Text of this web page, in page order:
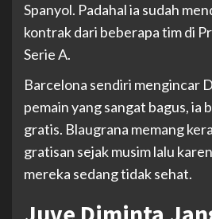
Spanyol. Padahal ia sudah
kontrak dari beberapa tim di
Serie A.
Barcelona sendiri mengincar
pemain yang sangat bagus, ia
gratis. Blaugrana memang
gratisan sejak musim lalu
mereka sedang tidak sehat.